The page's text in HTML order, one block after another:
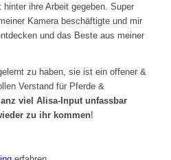
ihre Arbeit gegeben. Super
Kamera beschäftigte und mir
und das Beste aus meiner
zu haben, sie ist ein offener &
Verstand für Pferde &
viel Alisa-Input unfassbar
zu ihr kommen!